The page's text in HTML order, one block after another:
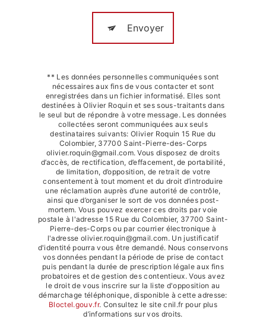
Envoyer
** Les données personnelles communiquées sont
nécessaires aux fins de vous contacter et sont
enregistrées dans un fichier informatisé. Elles sont
destinées à Olivier Roquin et ses sous-traitants dans
le seul but de répondre à votre message. Les données
collectées seront communiquées aux seuls
destinataires suivants: Olivier Roquin 15 Rue du
Colombier, 37700 Saint-Pierre-des-Corps
olivier.roquin@gmail.com. Vous disposez de droits
d’accès, de rectification, d’effacement, de portabilité,
de limitation, d’opposition, de retrait de votre
consentement à tout moment et du droit d’introduire
une réclamation auprès d’une autorité de contrôle,
ainsi que d’organiser le sort de vos données post-
mortem. Vous pouvez exercer ces droits par voie
postale à l'adresse 15 Rue du Colombier, 37700 Saint-
Pierre-des-Corps ou par courrier électronique à
l'adresse olivier.roquin@gmail.com. Un justificatif
d'identité pourra vous être demandé. Nous conservons
vos données pendant la période de prise de contact
puis pendant la durée de prescription légale aux fins
probatoires et de gestion des contentieux. Vous avez
le droit de vous inscrire sur la liste d'opposition au
démarchage téléphonique, disponible à cette adresse:
Bloctel.gouv.fr. Consultez le site cnil.fr pour plus
d’informations sur vos droits.